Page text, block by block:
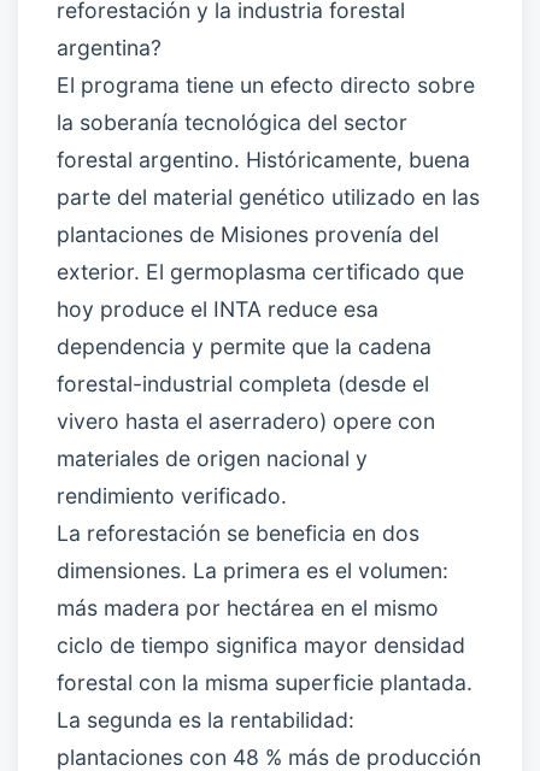
reforestación y la industria forestal
argentina?
El programa tiene un efecto directo sobre
la soberanía tecnológica del sector
forestal argentino. Históricamente, buena
parte del material genético utilizado en las
plantaciones de Misiones provenía del
exterior. El germoplasma certificado que
hoy produce el INTA reduce esa
dependencia y permite que la cadena
forestal-industrial completa (desde el
vivero hasta el aserradero) opere con
materiales de origen nacional y
rendimiento verificado.
La reforestación se beneficia en dos
dimensiones. La primera es el volumen:
más madera por hectárea en el mismo
ciclo de tiempo significa mayor densidad
forestal con la misma superficie plantada.
La segunda es la rentabilidad:
plantaciones con 48 % más de producción